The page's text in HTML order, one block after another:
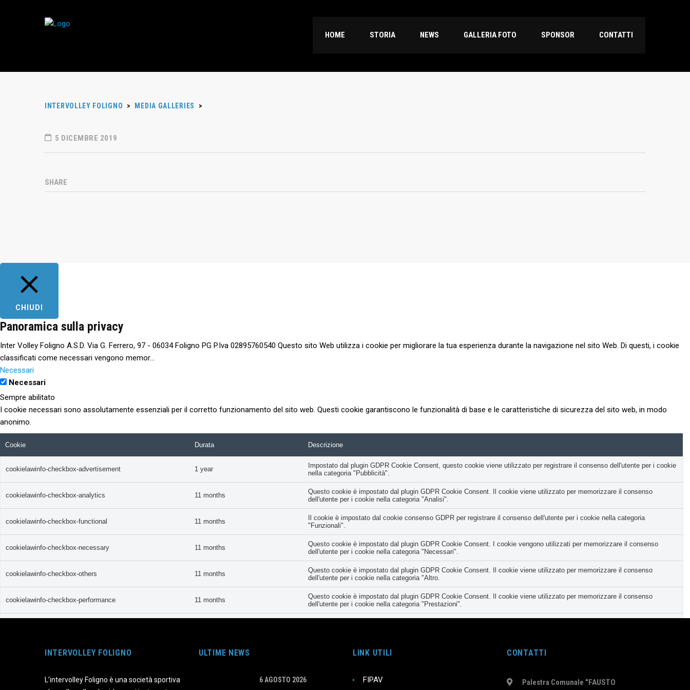
HOME STORIA NEWS GALLERIA FOTO SPONSOR CONTATTI
INTERVOLLEY FOLIGNO > MEDIA GALLERIES >
5 DICEMBRE 2019
SHARE
INTERVOLLEY FOLIGNO
L’intervolley Foligno è una società sportiva
ULTIME NEWS
6 AGOSTO 2026
LINK UTILI
FIPAV
CONTATTI
Palestra Comunale "FAUSTO
CHIUDI
Panoramica sulla privacy
Inter Volley Foligno A.S.D. Via G. Ferrero, 97 - 06034 Foligno PG P.Iva 02895760540 Questo sito Web utilizza i cookie per migliorare la tua esperienza durante la navigazione nel sito Web. Di questi, i cookie
classificati come necessari vengono memor...
Necessari
Necessari
Sempre abilitato
I cookie necessari sono assolutamente essenziali per il corretto funzionamento del sito web. Questi cookie garantiscono le funzionalità di base e le caratteristiche di sicurezza del sito web, in modo
anonimo.
Cookie Durata Descrizione
cookielawinfo-checkbox-advertisement 1 year
Impostato dal plugin GDPR Cookie Consent, questo cookie viene utilizzato per registrare il consenso dell'utente per i cookie
nella categoria "Pubblicità".
cookielawinfo-checkbox-analytics 11 months
Questo cookie è impostato dal plugin GDPR Cookie Consent. Il cookie viene utilizzato per memorizzare il consenso
dell'utente per i cookie nella categoria "Analisi".
cookielawinfo-checkbox-functional 11 months
Il cookie è impostato dal cookie consenso GDPR per registrare il consenso dell'utente per i cookie nella categoria
"Funzionali".
cookielawinfo-checkbox-necessary 11 months
Questo cookie è impostato dal plugin GDPR Cookie Consent. I cookie vengono utilizzati per memorizzare il consenso
dell'utente per i cookie nella categoria "Necessari".
cookielawinfo-checkbox-others 11 months
Questo cookie è impostato dal plugin GDPR Cookie Consent. Il cookie viene utilizzato per memorizzare il consenso
dell'utente per i cookie nella categoria "Altro.
cookielawinfo-checkbox-performance 11 months
Questo cookie è impostato dal plugin GDPR Cookie Consent. Il cookie viene utilizzato per memorizzare il consenso
dell'utente per i cookie nella categoria "Prestazioni".
viewed_cookie_policy 11 months
Il cookie è impostato dal plugin GDPR Cookie Consent e viene utilizzato per memorizzare se l'utente ha acconsentito o
meno all'uso dei cookie. Non memorizza alcun dato personale.